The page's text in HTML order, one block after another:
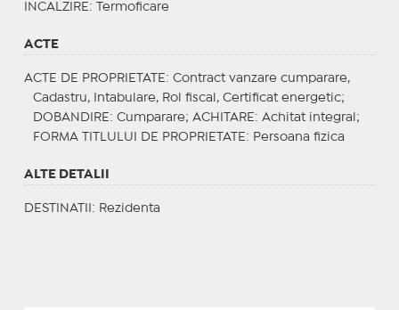
INCALZIRE : Termoficare
ACTE
ACTE DE PROPRIETATE : Contract vanzare cumparare,
Cadastru, Intabulare, Rol fiscal, Certificat energetic;
DOBANDIRE : Cumparare; ACHITARE : Achitat integral;
FORMA TITLULUI DE PROPRIETATE : Persoana fizica
ALTE DETALII
DESTINATII : Rezidenta